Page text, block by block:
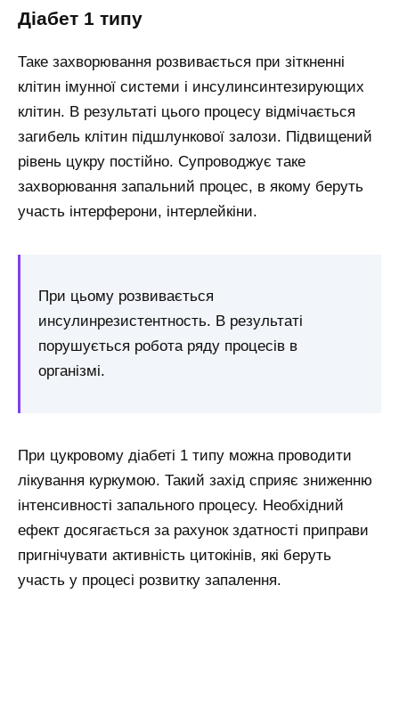
Діабет 1 типу
Таке захворювання розвивається при зіткненні
клітин імунної системи і инсулинсинтезирующих
клітин. В результаті цього процесу відмічається
загибель клітин підшлункової залози. Підвищений
рівень цукру постійно. Супроводжує таке
захворювання запальний процес, в якому беруть
участь інтерферони, інтерлейкіни.
При цьому розвивається
инсулинрезистентность. В результаті
порушується робота ряду процесів в
організмі.
При цукровому діабеті 1 типу можна проводити
лікування куркумою. Такий захід сприяє зниженню
інтенсивності запального процесу. Необхідний
ефект досягається за рахунок здатності приправи
пригнічувати активність цитокінів, які беруть
участь у процесі розвитку запалення.